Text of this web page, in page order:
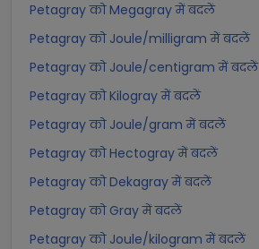
Petagray को Megagray में बदलें
Petagray को Joule/milligram में बदलें
Petagray को Joule/centigram में बदलें
Petagray को Kilogray में बदलें
Petagray को Joule/gram में बदलें
Petagray को Hectogray में बदलें
Petagray को Dekagray में बदलें
Petagray को Gray में बदलें
Petagray को Joule/kilogram में बदलें